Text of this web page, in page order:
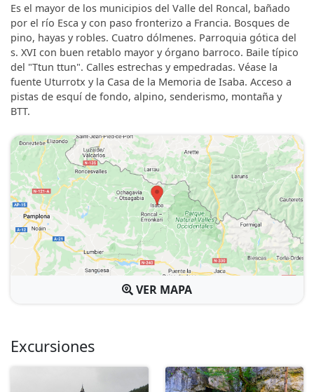
Es el mayor de los municipios del Valle del Roncal, bañado
por el río Esca y con paso fronterizo a Francia. Bosques de
pino, hayas y robles. Cuatro dólmenes. Parroquia gótica del
s. XVI con buen retablo mayor y órgano barroco. Baile típico
del "Ttun ttun". Calles estrechas y empedradas. Véase la
fuente Uturrotx y la Casa de la Memoria de Isaba. Acceso a
pistas de esquí de fondo, alpino, senderismo, montaña y
BTT.
VER MAPA
Excursiones